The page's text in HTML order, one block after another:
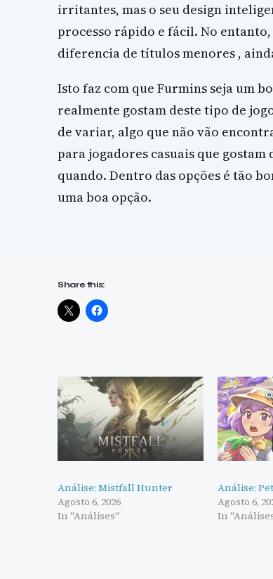
irritantes, mas o seu design
processo rápido e fácil. No
diferencia de títulos menores ,
Isto faz com que Furmins seja um
realmente gostam deste tipo de
de variar, algo que não vão
para jogadores casuais que
quando. Dentro das opções é tão
uma boa opção.
Share this:
Análise: Mistfall Hunter
Agosto 6, 2026
In "Análises"
Análise:
Agosto 6,
In